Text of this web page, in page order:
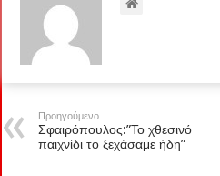
Προηγούμενο
Σφαιρόπουλος:”Το χθεσινό
παιχνίδι το ξεχάσαμε ήδη”